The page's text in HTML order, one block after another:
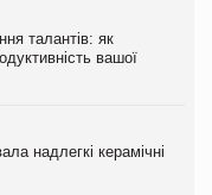
талантів: як
вашої
надлегкі керамічні